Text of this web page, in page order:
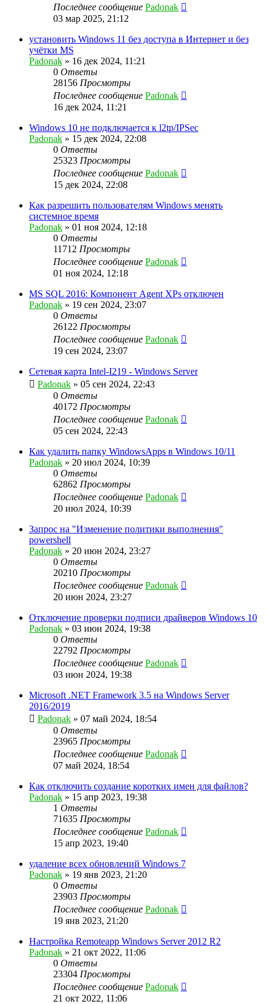
Последнее сообщение Padonak
03 мар 2025, 21:12
установить Windows 11 без доступа в Интернет и без
учётки MS
Padonak » 16 дек 2024, 11:21
0 Ответы
28156 Просмотры
Последнее сообщение Padonak
16 дек 2024, 11:21
Windows 10 не подключается к l2tp/IPSec
Padonak » 15 дек 2024, 22:08
0 Ответы
25323 Просмотры
Последнее сообщение Padonak
15 дек 2024, 22:08
Как разрешить пользователям Windows менять
системное время
Padonak » 01 ноя 2024, 12:18
0 Ответы
11712 Просмотры
Последнее сообщение Padonak
01 ноя 2024, 12:18
MS SQL 2016: Компонент Agent XPs отключен
Padonak » 19 сен 2024, 23:07
0 Ответы
26122 Просмотры
Последнее сообщение Padonak
19 сен 2024, 23:07
Сетевая карта Intel-I219 - Windows Server
Padonak » 05 сен 2024, 22:43
0 Ответы
40172 Просмотры
Последнее сообщение Padonak
05 сен 2024, 22:43
Как удалить папку WindowsApps в Windows 10/11
Padonak » 20 июл 2024, 10:39
0 Ответы
62862 Просмотры
Последнее сообщение Padonak
20 июл 2024, 10:39
Запрос на "Изменение политики выполнения"
powershell
Padonak » 20 июн 2024, 23:27
0 Ответы
20210 Просмотры
Последнее сообщение Padonak
20 июн 2024, 23:27
Отключение проверки подписи драйверов Windows 10
Padonak » 03 июн 2024, 19:38
0 Ответы
22792 Просмотры
Последнее сообщение Padonak
03 июн 2024, 19:38
Microsoft .NET Framework 3.5 на Windows Server
2016/2019
Padonak » 07 май 2024, 18:54
0 Ответы
23965 Просмотры
Последнее сообщение Padonak
07 май 2024, 18:54
Как отключить создание коротких имен для файлов?
Padonak » 15 апр 2023, 19:38
1 Ответы
71635 Просмотры
Последнее сообщение Padonak
15 апр 2023, 19:40
удаление всех обновлений Windows 7
Padonak » 19 янв 2023, 21:20
0 Ответы
23903 Просмотры
Последнее сообщение Padonak
19 янв 2023, 21:20
Настройка Remoteapp Windows Server 2012 R2
Padonak » 21 окт 2022, 11:06
0 Ответы
23304 Просмотры
Последнее сообщение Padonak
21 окт 2022, 11:06